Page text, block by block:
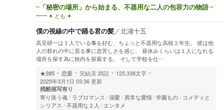
~「秘密の場所」から始まる、不器用な二人の包容力の物語 ~
✦ とも ✦
僕の視線の中で踊る君の髪／北浦十五
高見研一は１人でいる事を好む、ちょっと不器用な高校２年生。 彼は他
人の群れの中に居る事に息苦しさを感じ、 昼休みくらいは１人になれる
場所を探す為に校内を探索する。 そして学校を仕…
★285
恋愛 完結済35話
125,338文字
2025年3月1日 03:36 更新
残酷描写有り
寄り添う魂 ラブロマンス 溺愛 異常な愛情 学園もの
コメディと
シリアス
不器用な２人 エンタメ